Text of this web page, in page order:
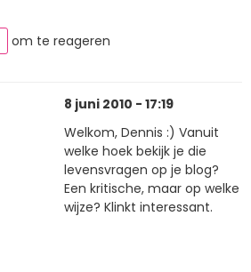
om te reageren
8 juni 2010 - 17:19
Welkom, Dennis :) Vanuit
welke hoek bekijk je die
levensvragen op je blog?
Een kritische, maar op welke
wijze? Klinkt interessant.